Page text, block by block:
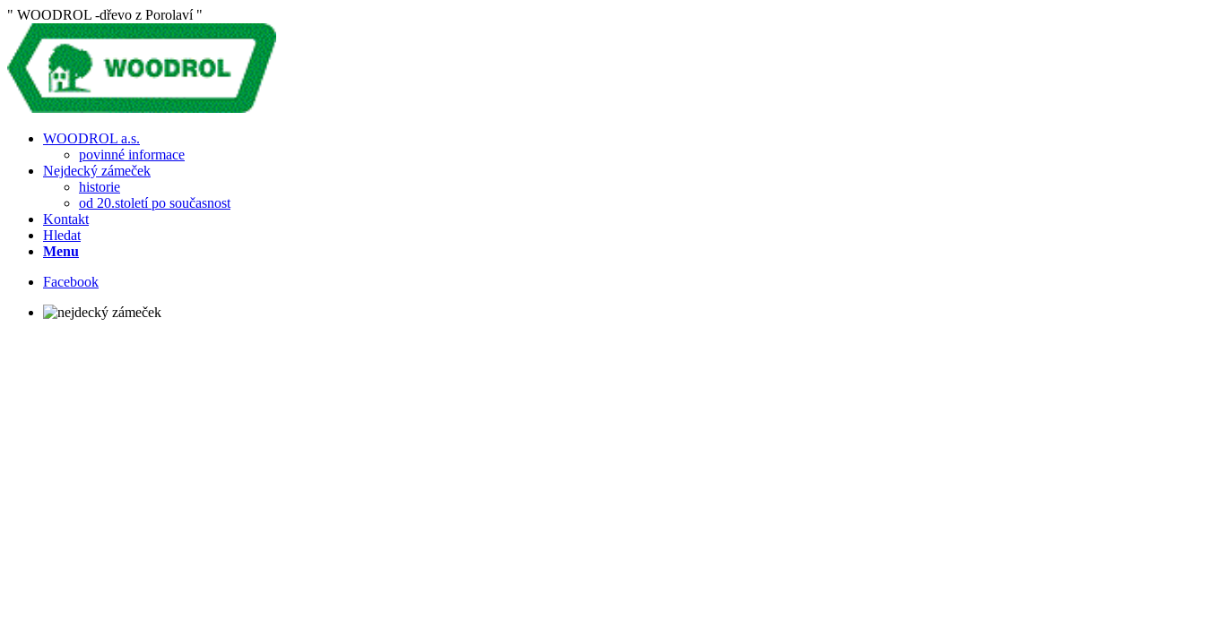
" WOODROL -dřevo z Porolaví "
WOODROL a.s.
povinné informace
Nejdecký zámeček
historie
od 20.století po současnost
Kontakt
Hledat
Menu
Facebook